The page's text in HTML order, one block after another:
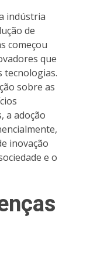
indústria
de
começou
que
tecnologias.
sobre as
a adoção
inovação
e o